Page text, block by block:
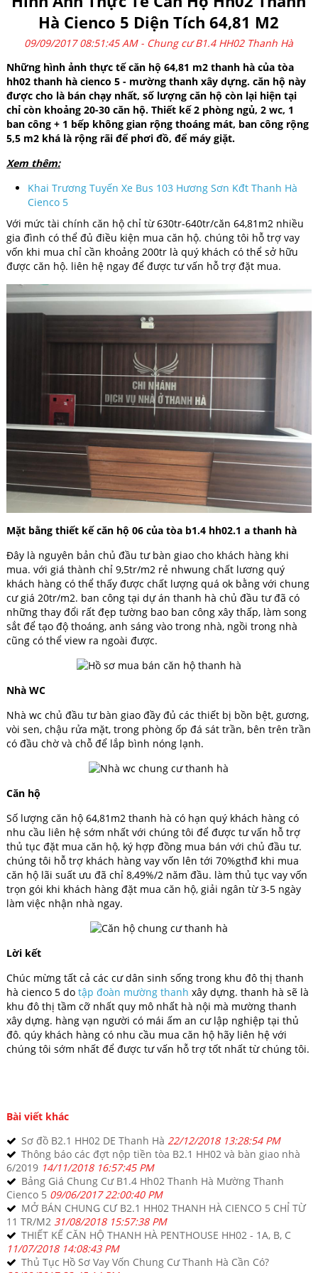
Hà Cienco 5 Diện Tích 64,81 M2
09/09/2017 08:51:45 AM - Chung cư B1.4 HH02 Thanh Hà
Những hình ảnh thực tế căn hộ 64,81 m2 thanh hà của tòa
hh02 thanh hà cienco 5 - mường thanh xây dựng. căn hộ này
được cho là bán chạy nhất, số lượng căn hộ còn lại hiện tại
chỉ còn khoảng 20-30 căn hộ. Thiết kế 2 phòng ngủ, 2 wc, 1
ban công + 1 bếp không gian rộng thoáng mát, ban công rộng
5,5 m2 khá là rộng rãi để phơi đồ, để máy giặt.
Xem thêm:
Khai Trương Tuyến Xe Bus 103 Hương Sơn Kđt Thanh Hà
Cienco 5
Với mức tài chính căn hộ chỉ từ 630tr-640tr/căn 64,81m2 nhiều
gia đình có thể đủ điều kiện mua căn hộ. chúng tôi hỗ trợ vay
vốn khi mua chỉ cần khoảng 200tr là quý khách có thể sở hữu
được căn hộ. liên hệ ngay để được tư vấn hỗ trợ đặt mua.
Mặt bằng thiết kế căn hộ 06 của tòa b1.4 hh02.1 a thanh hà
Đây là nguyên bản chủ đầu tư bàn giao cho khách hàng khi
mua. với giá thành chỉ 9,5tr/m2 rẻ nhwung chất lương quý
khách hàng có thể thấy được chất lượng quá ok bằng với chung
cư giá 20tr/m2. ban công tại dự án thanh hà chủ đầu tư đã có
những thay đổi rất đẹp tường bao ban công xây thấp, làm song
sắt để tạo độ thoáng, anh sáng vào trong nhà, ngồi trong nhà
cũng có thể view ra ngoài được.
Nhà WC
Nhà wc chủ đầu tư bàn giao đầy đủ các thiết bị bồn bệt, gương,
vòi sen, chậu rửa mặt, trong phòng ốp đá sát trần, bên trên trần
có đầu chờ và chỗ để lắp bình nóng lạnh.
Căn hộ
Số lượng căn hộ 64,81m2 thanh hà có hạn quý khách hàng có
nhu cầu liên hệ sớm nhất với chúng tôi để được tư vấn hỗ trợ
thủ tục đặt mua căn hộ, ký hợp đồng mua bán với chủ đầu tư.
chúng tôi hỗ trợ khách hàng vay vốn lên tới 70%gthđ khi mua
căn hộ lãi suất ưu đã chỉ 8,49%/2 năm đầu. làm thủ tục vay vốn
trọn gói khi khách hàng đặt mua căn hộ, giải ngân từ 3-5 ngày
làm việc nhận nhà ngay.
Lời kết
Chúc mừng tất cả các cư dân sinh sống trong khu đô thị thanh
hà cienco 5 dotập đoàn mường thanh xây dựng. thanh hà sẽ là
khu đô thị tầm cỡ nhất quy mô nhất hà nội mà mường thanh
xây dựng. hàng vạn người có mái ấm an cư lập nghiệp tại thủ
đô. qúy khách hàng có nhu cầu mua căn hộ hãy liên hệ với
chúng tôi sớm nhất để được tư vấn hỗ trợ tốt nhất từ chúng tôi.
Bài viết khác
Sơ đồ B2.1 HH02 DE Thanh Hà 22/12/2018 13:28:54 PM
Thông báo các đợt nộp tiền tòa B2.1 HH02 và bàn giao nhà
6/2019 14/11/2018 16:57:45 PM
Bảng Giá Chung Cư B1.4 Hh02 Thanh Hà Mường Thanh
Cienco 5 09/06/2017 22:00:40 PM
MỞ BÁN CHUNG CƯ B2.1 HH02 THANH HÀ CIENCO 5 CHỈ TỪ
11 TR/M2 31/08/2018 15:57:38 PM
THIẾT KẾ CĂN HỘ THANH HÀ PENTHOUSE HH02 - 1A, B, C
11/07/2018 14:08:43 PM
Thủ Tục Hồ Sơ Vay Vốn Chung Cư Thanh Hà Cần Có?